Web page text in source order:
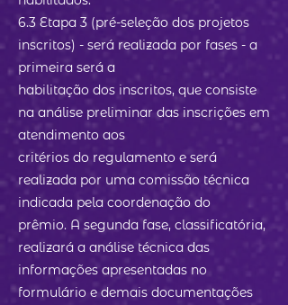
6.3 Etapa 3 (pré-seleção dos projetos
inscritos) - será realizada por fases - a
primeira será a
habilitação dos inscritos, que consiste
na análise preliminar das inscrições em
atendimento aos
critérios do regulamento e será
realizada por uma comissão técnica
indicada pela coordenação do
prêmio. A segunda fase, classificatória,
realizará a análise técnica das
informações apresentadas no
formulário e demais documentações